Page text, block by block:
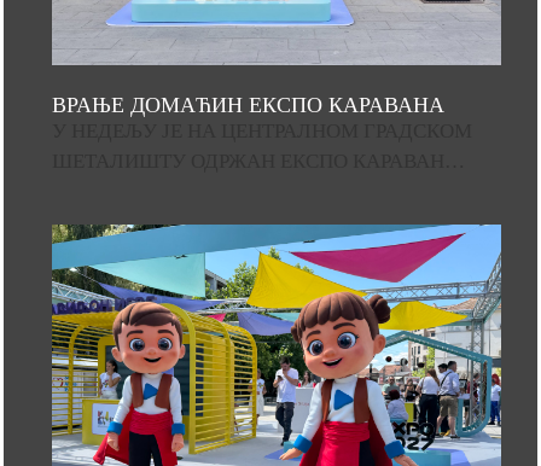
ВРАЊЕ ДОМАЋИН ЕКСПО КАРАВАНА